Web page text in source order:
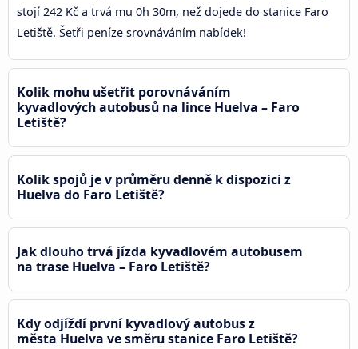
stojí 242 Kč a trvá mu 0h 30m, než dojede do stanice Faro
Letiště. Šetři peníze srovnáváním nabídek!
Kolik mohu ušetřit porovnáváním
kyvadlových autobusů na lince Huelva – Faro
Letiště?
Kolik spojů je v průměru denně k dispozici z
Huelva do Faro Letiště?
Jak dlouho trvá jízda kyvadlovém autobusem
na trase Huelva – Faro Letiště?
Kdy odjíždí první kyvadlový autobus z
města Huelva ve směru stanice Faro Letiště?